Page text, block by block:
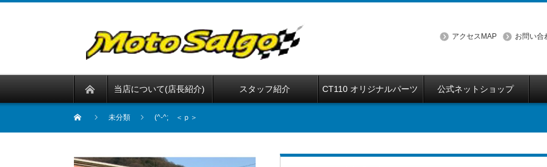
アクセスMAP お問い合
当店について(店長紹介) スタッフ紹介 CT110 オリジナルパーツ 公式ネットショップ
未分類 (^-^; ＜ｐ＞